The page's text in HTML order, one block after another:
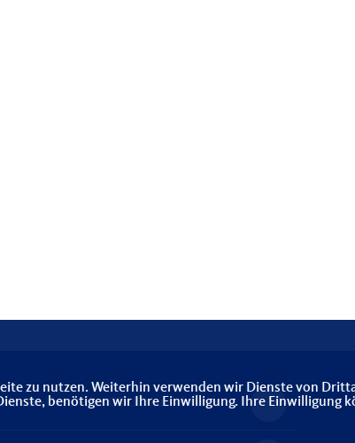
Union der CDU Deutschlands
zu nutzen. Weiterhin verwenden wir Dienste von
benötigen wir Ihre Einwilligung. Ihre Einwilligung